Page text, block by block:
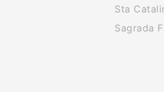
Sta
Sagrada